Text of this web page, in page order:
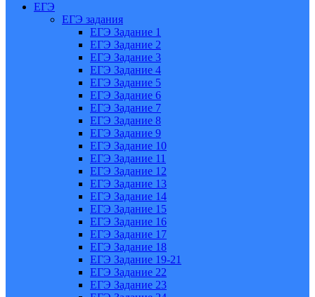
ЕГЭ
ЕГЭ задания
ЕГЭ Задание 1
ЕГЭ Задание 2
ЕГЭ Задание 3
ЕГЭ Задание 4
ЕГЭ Задание 5
ЕГЭ Задание 6
ЕГЭ Задание 7
ЕГЭ Задание 8
ЕГЭ Задание 9
ЕГЭ Задание 10
ЕГЭ Задание 11
ЕГЭ Задание 12
ЕГЭ Задание 13
ЕГЭ Задание 14
ЕГЭ Задание 15
ЕГЭ Задание 16
ЕГЭ Задание 17
ЕГЭ Задание 18
ЕГЭ Задание 19-21
ЕГЭ Задание 22
ЕГЭ Задание 23